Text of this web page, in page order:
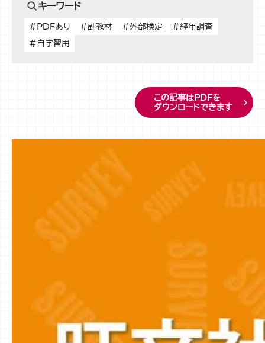
キーワード
#PDFあり #副教材 #外部検定
#経年調査
#自学習用
この記事はPDFを
ダウンロードできます